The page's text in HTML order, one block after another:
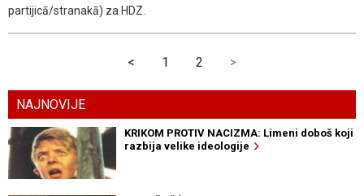
partijicā/stranakā) za HDZ.
< 1 2 >
NAJNOVIJE
KRIKOM PROTIV NACIZMA: Limeni doboš koji
razbija velike ideologije